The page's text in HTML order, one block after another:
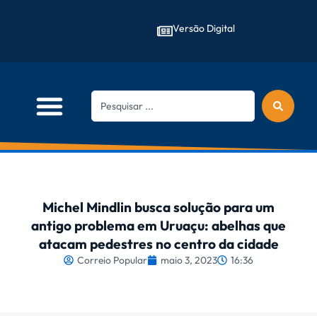
Versão Digital
Michel Mindlin busca solução para um
antigo problema em Uruaçu: abelhas que
atacam pedestres no centro da cidade
Correio Popular maio 3, 2023 16:36